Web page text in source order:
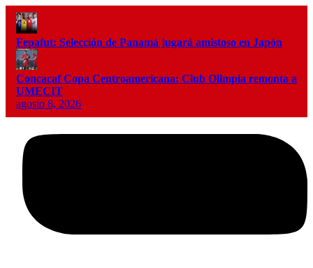
Fepafut: Selección de Panamá jugará amistoso en Japón
Concacaf Copa Centroamericana: Club Olimpia remonta a
UMECIT
agosto 8, 2026